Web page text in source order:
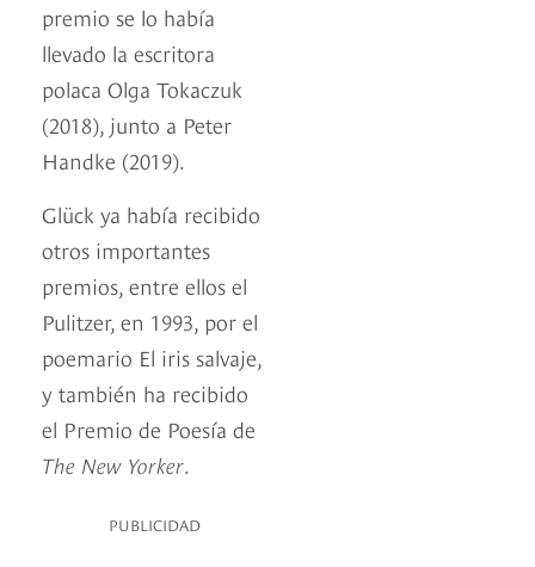
premio se lo había
llevado la escritora
polaca Olga Tokaczuk
(2018), junto a Peter
Handke (2019).
Glück ya había recibido
otros importantes
premios, entre ellos el
Pulitzer, en 1993, por el
poemario El iris salvaje,
y también ha recibido
el Premio de Poesía de
The New Yorker.
PUBLICIDAD